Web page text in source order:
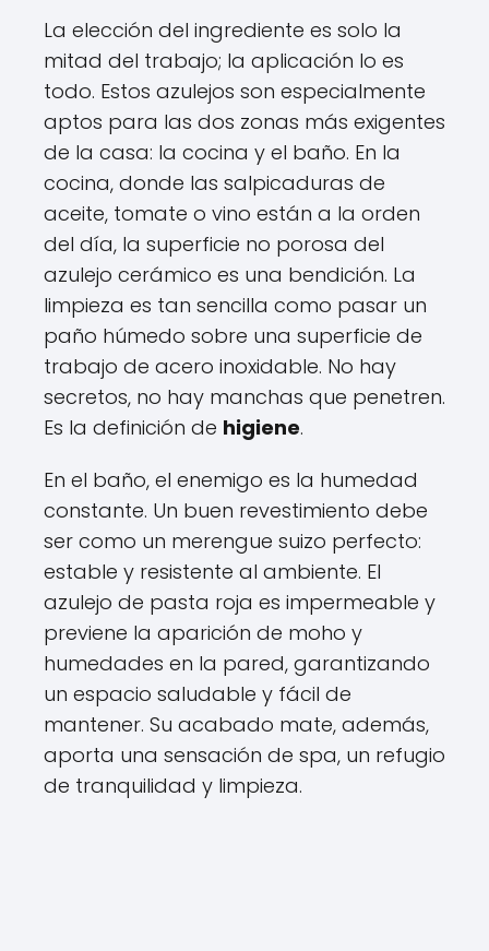
La elección del ingrediente es solo la
mitad del trabajo; la aplicación lo es
todo. Estos azulejos son especialmente
aptos para las dos zonas más exigentes
de la casa: la cocina y el baño. En la
cocina, donde las salpicaduras de
aceite, tomate o vino están a la orden
del día, la superficie no porosa del
azulejo cerámico es una bendición. La
limpieza es tan sencilla como pasar un
paño húmedo sobre una superficie de
trabajo de acero inoxidable. No hay
secretos, no hay manchas que penetren.
Es la definición de higiene.
En el baño, el enemigo es la humedad
constante. Un buen revestimiento debe
ser como un merengue suizo perfecto:
estable y resistente al ambiente. El
azulejo de pasta roja es impermeable y
previene la aparición de moho y
humedades en la pared, garantizando
un espacio saludable y fácil de
mantener. Su acabado mate, además,
aporta una sensación de spa, un refugio
de tranquilidad y limpieza.